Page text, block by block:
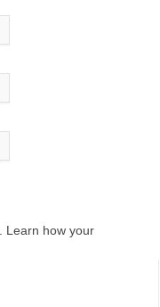
Learn how your